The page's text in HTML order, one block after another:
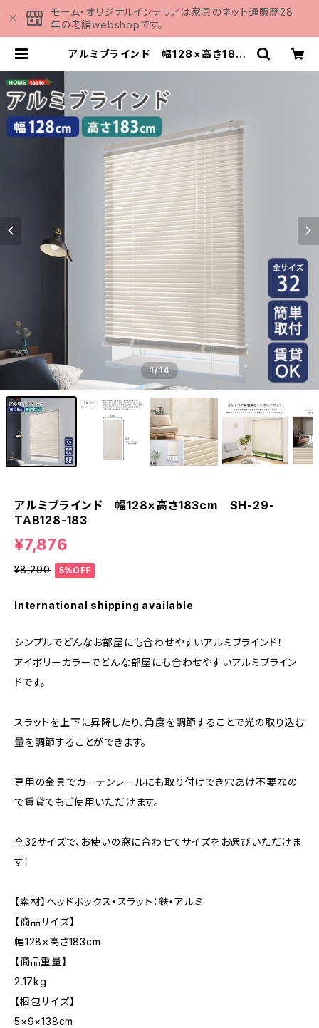
モーム・オリジナルインテリアは家具のネット通販歴28
年の老舗webshopです。
アルミブラインド 幅128×高さ183c
1/14
アルミブラインド 幅128×高さ183cm SH-29-
TAB128-183
¥7,876
¥8,290 5%OFF
International shipping available
シンプルでどんなお部屋にも合わせやすいアルミブラインド！
アイボリーカラーでどんな部屋にも合わせやすいアルミブライン
ドです。
スラットを上下に昇降したり、角度を調節することで光の取り込む
量を調節することができます。
専用の金具でカーテンレールにも取り付けでき穴あけ不要なの
で賃貸でもご使用いただけます。
全32サイズで、お使いの窓に合わせてサイズをお選びいただけま
す！
【素材】ヘッドボックス・スラット：鉄・アルミ
【商品サイズ】
幅128×高さ183cm
【商品重量】
2.17kg
【梱包サイズ】
5×9×138cm